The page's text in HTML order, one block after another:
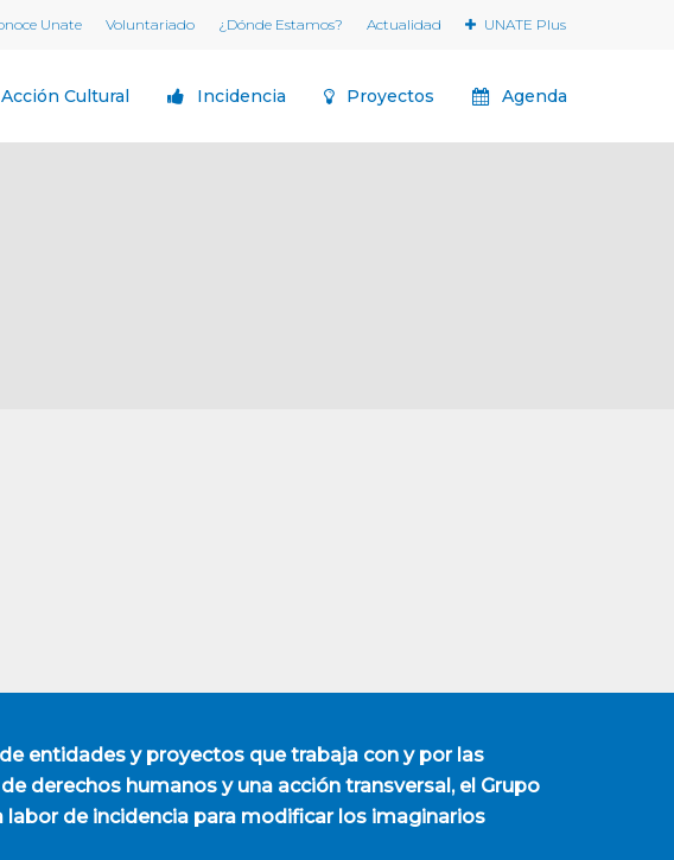
Unate Voluntariado ¿Dónde Estamos? Actualidad UNATE Plus
Acción Cultural Incidencia Proyectos Agenda
entidades y proyectos que trabaja con y por las
derechos humanos y una acción transversal, el Grupo
labor de incidencia para modificar los imaginarios